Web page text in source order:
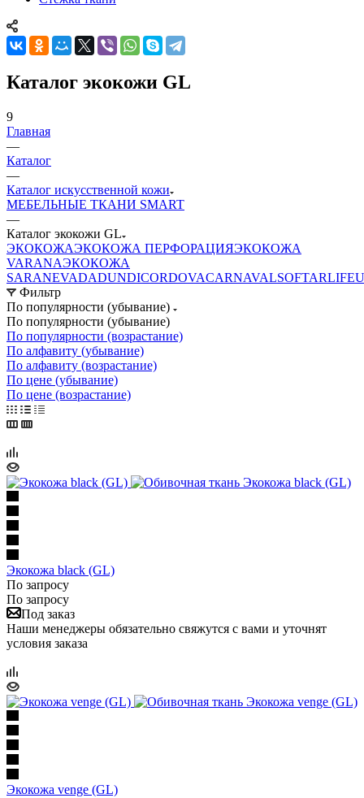
Каталог экокожи GL
9
Главная
—
Каталог
—
Каталог искусственной кожи
МЕБЕЛЬНЫЕ ТКАНИ SMART
—
Каталог экокожи GL
ЭКОКОЖАЭКОКОЖА ПЕРФОРАЦИЯЭКОКОЖА
VARANAЭКОКОЖА
SARANEVADADUNDICORDOVACARNAVALSOFTARLIFE
Фильтр
По популярности (убывание)
По популярности (убывание)
По популярности (возрастание)
По алфавиту (убывание)
По алфавиту (возрастание)
По цене (убывание)
По цене (возрастание)
Экокожа black (GL)
По запросу
По запросу
Под заказ
Наши менеджеры обязательно свяжутся с вами и уточнят
условия заказа
Экокожа venge (GL)